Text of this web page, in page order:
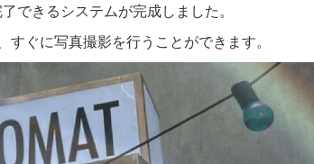
できるシステムが完成しました。
ぐに写真撮影を行うことができます。